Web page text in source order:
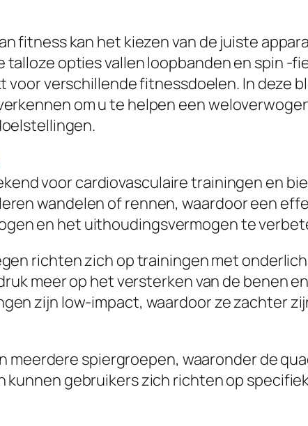
fitness kan het kiezen van de juiste
opties vallen loopbanden en spin -
voor verschillende fitnessdoelen. In deze
om u te helpen een
voor cardiovasculaire trainingen en
wandelen of rennen, waardoor een
en het uithoudingsvermogen te
richten zich op trainingen met
meer op het versterken van de benen
zijn low-impact, waardoor ze zachter
meerdere spiergroepen, waaronder de
gebruikers zich richten op